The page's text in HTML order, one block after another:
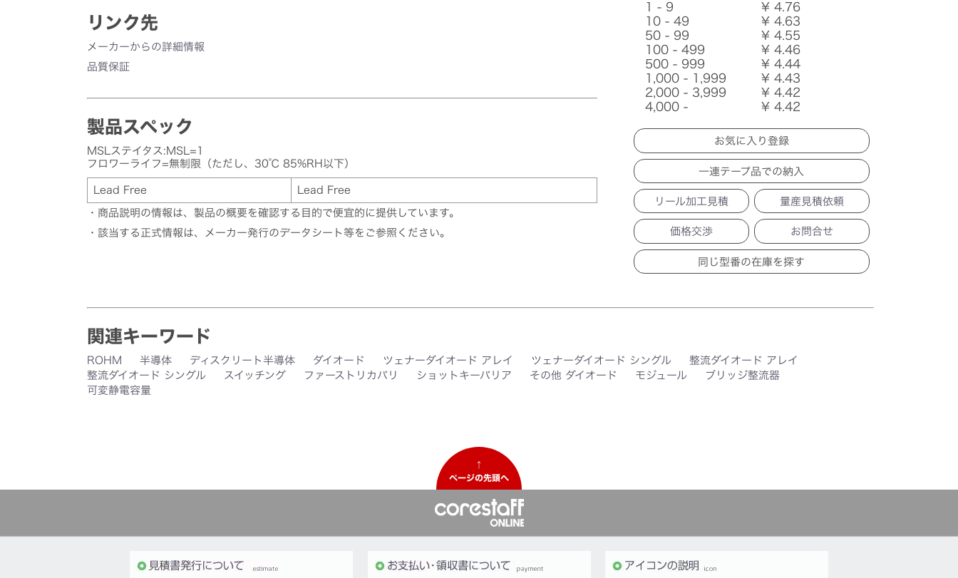
リンク先
メーカーからの詳細情報
品質保証
製品スペック
MSLステイタス:MSL=1
フロワーライフ=無制限（ただし、30℃ 85%RH以下）
Lead Free Lead Free
・商品説明の情報は、製品の概要を確認する目的で便宜的に提供しています。
・該当する正式情報は、メーカー発行のデータシート等をご参照ください。
1 - 9
¥ 4.76
10 - 49
¥ 4.63
50 - 99
¥ 4.55
100 - 499
¥ 4.46
500 - 999
¥ 4.44
1,000 - 1,999
¥ 4.43
2,000 - 3,999
¥ 4.42
4,000 -
¥ 4.42
一連テープ品での納入
リール加工見積 量産見積依頼
価格交渉 お問合せ
関連キーワード
ROHM 半導体 ディスクリート半導体 ダイオード ツェナーダイオード アレイ ツェナーダイオード シングル
整流ダイオード アレイ
整流ダイオード シングル
スイッチング ファーストリカバリ ショットキーバリア その他 ダイオード モジュール
ブリッジ整流器
可変静電容量
↑
ページの先頭へ